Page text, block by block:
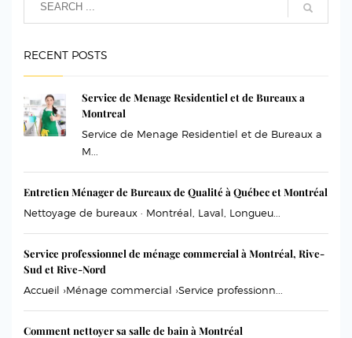
RECENT POSTS
Service de Menage Residentiel et de Bureaux a
Montreal
Service de Menage Residentiel et de Bureaux a
M...
Entretien Ménager de Bureaux de Qualité à Québec et Montréal
Nettoyage de bureaux · Montréal, Laval, Longueu...
Service professionnel de ménage commercial à Montréal, Rive-
Sud et Rive-Nord
Accueil ›Ménage commercial ›Service professionn...
Comment nettoyer sa salle de bain à Montréal